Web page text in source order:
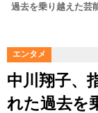
過去を乗り越えた芸
エンタメ
中川翔子、
れた過去を